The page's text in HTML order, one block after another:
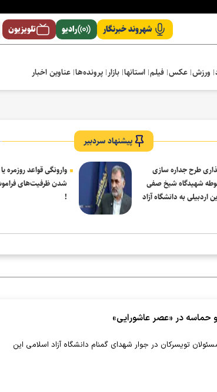
شهروند خبرنگار رادیو تلویزیون
ورزش عکس فیلم استانها بازار پرونده‌ها عناوین اخبار
پیشنهاد سردبیر
طرح جداره سازی
شهیدگاه شیخ صفی
اردبیلی به دانشگاه آزاد
وارونگی قواعد روزمره
شدن ظرفیت‌های
!
و حماسه در «عصر عاشورایی»
تویسرکان در جوار شهدای گمنام دانشگاه آزاد اسلامی این